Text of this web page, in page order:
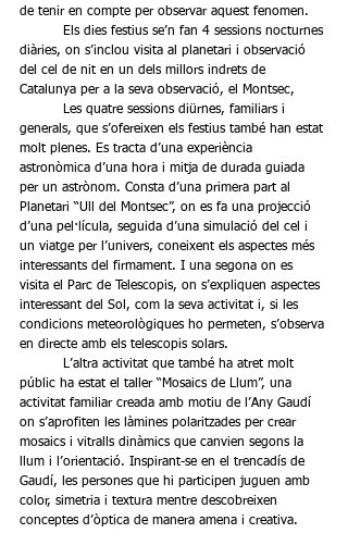
de tenir en compte per observar aquest fenomen.
diàries, on s’inclou visita al planetari i observació
del cel de nit en un dels millors indrets de
Catalunya per a la seva observació, el Montsec,
generals, que s’ofereixen els festius també han estat
molt plenes. Es tracta d’una experiència
astronòmica d’una hora i mitja de durada guiada
per un astrònom. Consta d’una primera part al
Planetari “Ull del Montsec”, on es fa una projecció
d’una pel·lícula, seguida d’una simulació del cel i
un viatge per l’univers, coneixent els aspectes més
interessants del firmament. I una segona on es
visita el Parc de Telescopis, on s’expliquen aspectes
interessant del Sol, com la seva activitat i, si les
condicions meteorològiques ho permeten, s’observa
en directe amb els telescopis solars.
públic ha estat el taller “Mosaics de Llum”, una
activitat familiar creada amb motiu de l’Any Gaudí
on s’aprofiten les làmines polaritzades per crear
mosaics i vitralls dinàmics que canvien segons la
llum i l’orientació. Inspirant-se en el trencadís de
Gaudí, les persones que hi participen juguen amb
color, simetria i textura mentre descobreixen
conceptes d’òptica de manera amena i creativa.